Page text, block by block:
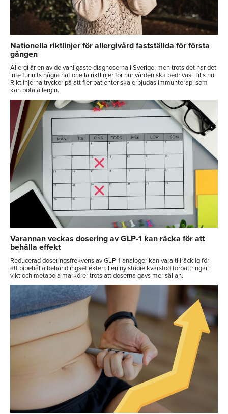
Nationella riktlinjer för allergivård fastställda för första
gången
Allergi är en av de vanligaste diagnoserna i Sverige, men trots det har det
inte funnits några nationella riktlinjer för hur vården ska bedrivas. Tills nu.
Riktlinjerna trycker på att fler patienter ska erbjudas immunterapi som
kan bota allergin.
Varannan veckas dosering av GLP-1 kan räcka för att
behålla effekt
Reducerad doseringsfrekvens av GLP-1-analoger kan vara tillräcklig för
att bibehålla behandlingseffekten. I en ny studie kvarstod förbättringar i
vikt och metabola markörer trots att doserna gavs mer sällan.